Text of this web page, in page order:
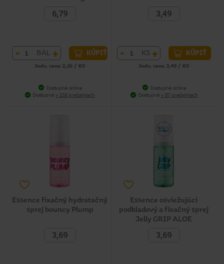
6,79
- BAL + KÚPIŤ
Jedn. cena 2,26 / KS
Dostupné online
Dostupné v 218 predajniach
3,49
- KS + KÚPIŤ
Jedn. cena 3,49 / KS
Dostupné online
Dostupné v 87 predajniach
Essence fixačný hydratačný
sprej bouncy Plump
3,69
Essence osviežujúci
podkladový a fixačný sprej
Jelly GRIP ALOE
3,69